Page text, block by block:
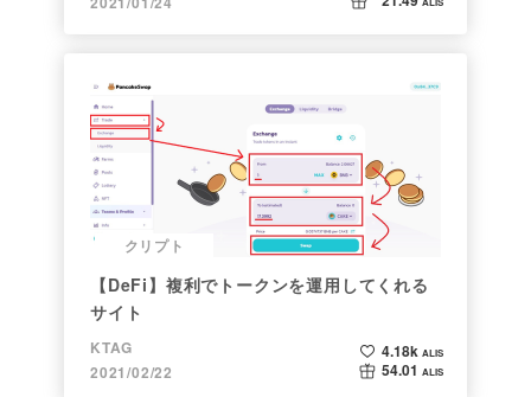
クリプト
【DeFi】複利でトークンを運用してくれる
サイト
KTAG
2021/02/22
4.18k ALIS
54.01 ALIS